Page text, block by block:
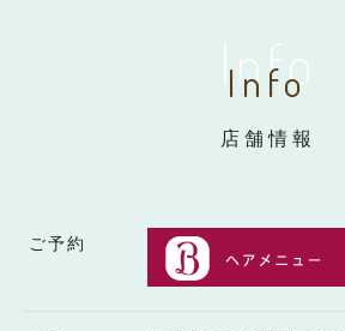
Info
Info
店舗情報
ご予約